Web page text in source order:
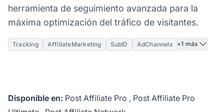
herramienta de seguimiento avanzada para la
máxima optimización del tráfico de visitantes.
Tracking AffiliateMarketing SubID AdChannels +1 más
Disponible en: Post Affiliate Pro , Post Affiliate Pro